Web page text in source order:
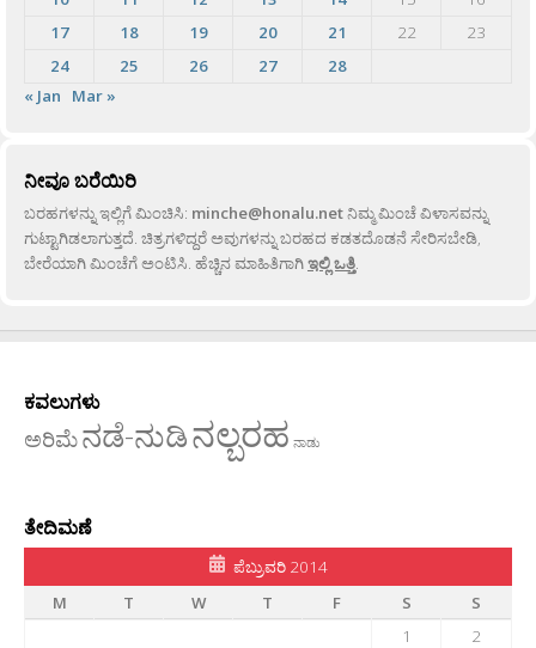
17
18 19 20 21 22
23
24
25 26 27
28
« Jan
Mar »
ನೀವೂ ಬರೆಯಿರಿ
ಬರಹಗಳನ್ನು ಇಲ್ಲಿಗೆ ಮಿಂಚಿಸಿ: minche@honalu.netನಿಮ್ಮ ಮಿಂಚೆ ವಿಳಾಸವನ್ನು
ಗುಟ್ಟಾಗಿಡಲಾಗುತ್ತದೆ. ಚಿತ್ರಗಳಿದ್ದರೆ ಅವುಗಳನ್ನು ಬರಹದ ಕಡತದೊಡನೆ ಸೇರಿಸಬೇಡಿ,
ಬೇರೆಯಾಗಿ ಮಿಂಚೆಗೆ ಅಂಟಿಸಿ. ಹೆಚ್ಚಿನ ಮಾಹಿತಿಗಾಗಿಇಲ್ಲಿ ಒತ್ತಿ.
ಕವಲುಗಳು
ಅರಿಮೆನಡೆ-ನುಡಿನಲ್ಬರಹ ನಾಡು
ತೇದಿಮಣೆ
ಪೆಬ್ರುವರಿ 2014
M
T W T F S
S
1
2